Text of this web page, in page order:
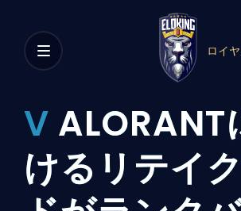
ロイ
V ALORANT
けるリテイ